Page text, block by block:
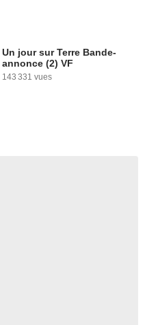
Un jour sur Terre Bande-
annonce (2) VF
143 331 vues